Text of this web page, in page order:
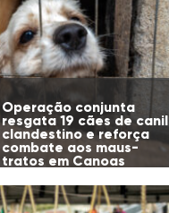
Operação conjunta
resgata 19 cães de canil
clandestino e reforça
combate aos maus-
tratos em Canoas